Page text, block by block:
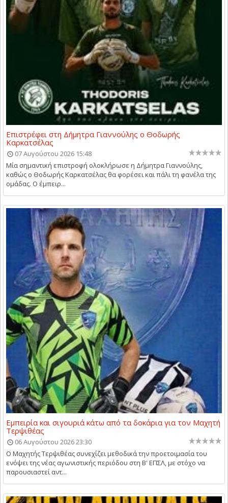
Επιστρέφει στη Δήμητρα Γιαννούλης ο Θοδωρής
Καρκατσέλας
07 Αυγούστου 2026 15:48
Μία σημαντική επιστροφή ολοκλήρωσε η Δήμητρα Γιαννούλης,
καθώς ο Θοδωρής Καρκατσέλας θα φορέσει και πάλι τη φανέλα της
ομάδας. Ο έμπειρ...
Εμπειρία και σιγουριά κάτω από τα δοκάρια για τον Μαχητή
Τερψιθέας
06 Αυγούστου 2026 23:30
Ο Μαχητής Τερψιθέας συνεχίζει μεθοδικά την προετοιμασία του
ενόψει της νέας αγωνιστικής περιόδου στη Β' ΕΠΣΛ, με στόχο να
παρουσιαστεί αντ...